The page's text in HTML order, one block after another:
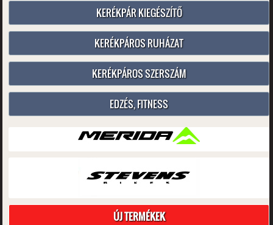
KERÉKPÁR KIEGÉSZÍTŐ
KERÉKPÁROS RUHÁZAT
KERÉKPÁROS SZERSZÁM
EDZÉS, FITNESS
ÚJ TERMÉKEK